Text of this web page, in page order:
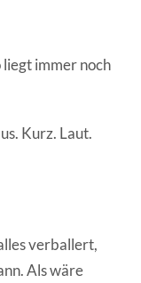
immer noch
Kurz. Laut.
verballert,
Als wäre